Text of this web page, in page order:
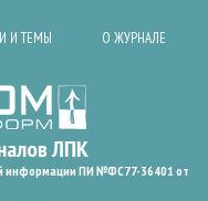
И ТЕМЫ О ЖУРНАЛЕ
информации ПИ №ФС77-36401 от